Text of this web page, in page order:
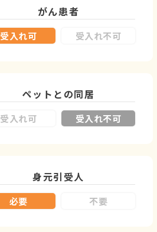
がん患者
受入れ可 受入れ不可
ペットとの同居
受入れ可 受入れ不可
身元引受人
必要 不要